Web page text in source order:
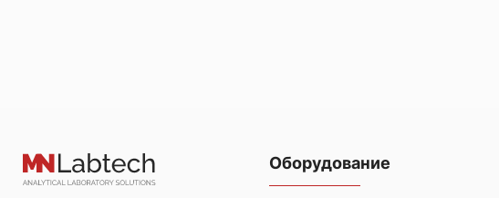
Оборудование